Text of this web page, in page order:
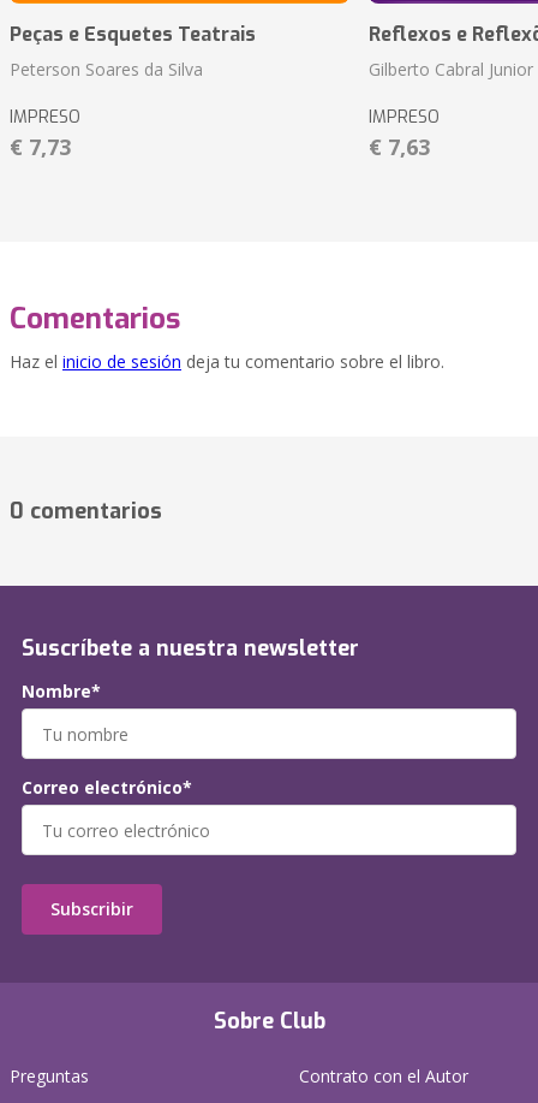
Peças e Esquetes Teatrais
Peterson Soares da Silva
IMPRESO
€ 7,73
Reflexos e
Gilberto Cabral Junior
IMPRESO
€ 7,63
Comentarios
Haz el inicio de sesión deja tu comentario sobre el libro.
0 comentarios
Sobre Club
Preguntas
Contrato con el Autor
Suscríbete a nuestra newsletter
Nombre*
Correo electrónico*
Subscribir